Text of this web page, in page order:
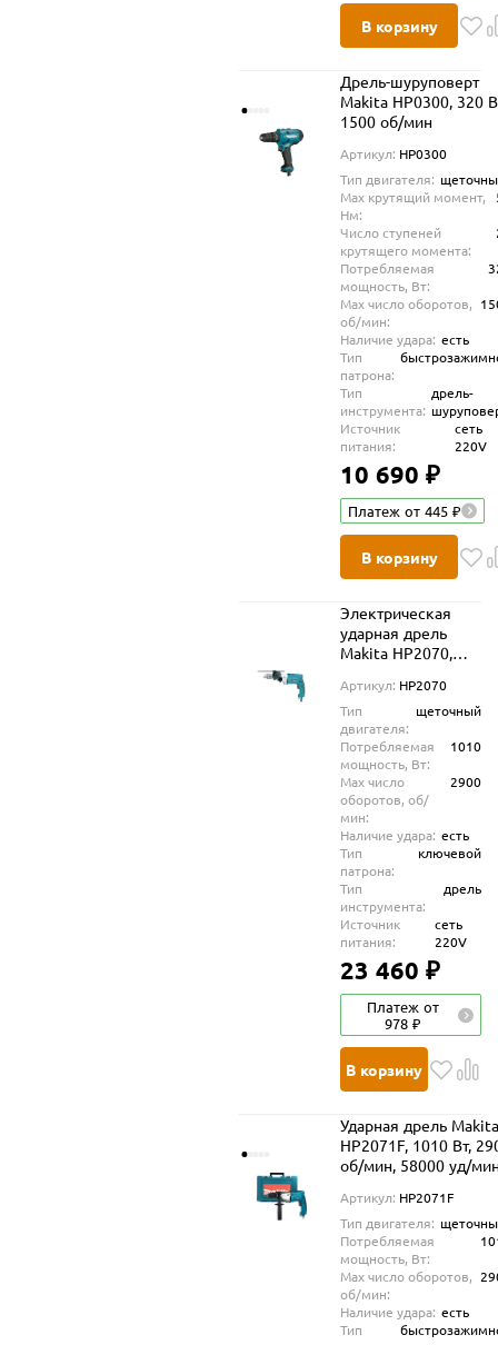
В корзину
Дрель-шуруповерт
Makita HP0300, 320
1500 об/мин
Артикул: HP0300
Тип двигателя:
Max крутящий момент,
Нм:
Число ступеней
крутящего момента:
Потребляемая
мощность, Вт:
Max число оборотов,
об/мин:
Наличие удара: есть
Тип
патрона:
Тип
инструмента:
дрель-
Источник
питания:
сеть
220V
10 690 ₽
Платеж от 445 ₽
В корзину
Электрическая
ударная дрель
Makita HP2070,
мин
Артикул: HP2070
Тип
двигателя:
щеточный
Потребляемая
мощность, Вт:
1010
Max число
оборотов, об/
мин:
2900
Наличие удара: есть
Тип
патрона:
ключевой
Тип
инструмента:
дрель
Источник
питания:
сеть
220V
23 460 ₽
Платеж от
978 ₽
В корзину
Ударная дрель
HP2071F, 1010 Вт,
об/мин, 58000 уд/
Артикул: HP2071F
Тип двигателя:
Потребляемая
мощность, Вт:
Max число оборотов,
об/мин:
Наличие удара: есть
Тип